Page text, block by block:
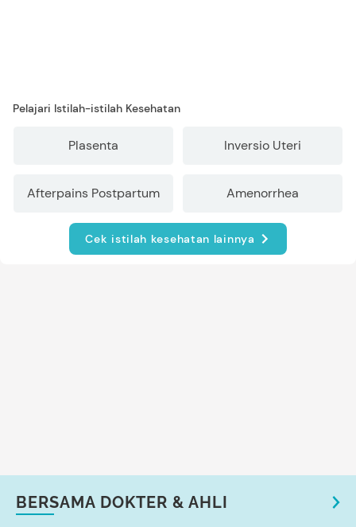
Pelajari Istilah-istilah Kesehatan
Plasenta Inversio Uteri
Afterpains Postpartum Amenorrhea
Cek istilah kesehatan lainnya
BERSAMA DOKTER & AHLI